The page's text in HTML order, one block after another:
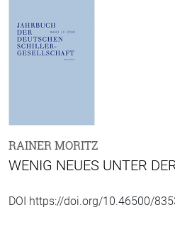
RAINER MORITZ
WENIG NEUES UNTER
DOI https://doi.org/10.46500/